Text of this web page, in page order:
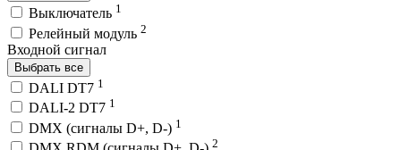
Выключатель 1
Релейный модуль 2
Входной сигнал
Выбрать все
DALI DT7 1
DALI-2 DT7 1
DMX (сигналы D+, D-) 1
2